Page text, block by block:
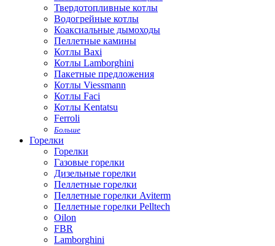
Твердотопливные котлы
Водогрейные котлы
Коаксиальные дымоходы
Пеллетные камины
Котлы Baxi
Котлы Lamborghini
Пакетные предложения
Котлы Viessmann
Котлы Faci
Котлы Kentatsu
Ferroli
Больше
Горелки
Горелки
Газовые горелки
Дизельные горелки
Пеллетные горелки
Пеллетные горелки Aviterm
Пеллетные горелки Pelltech
Oilon
FBR
Lamborghini